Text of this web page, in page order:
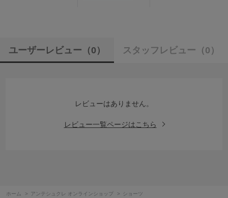
ユーザーレビュー （0） スタッフレビュー （0）
レビューはありません。
レビュー一覧ページはこちら
ホーム > アンテシュクレ オンラインショップ >
ショーツ